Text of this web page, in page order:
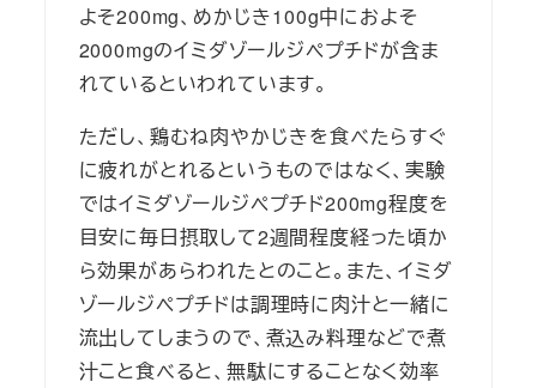
よそ200mg、めかじき100g中におよそ
2000mgのイミダゾールジペプチドが含ま
れているといわれています。
ただし、鶏むね肉やかじきを食べたらすぐ
に疲れがとれるというものではなく、実験
ではイミダゾールジペプチド200mg程度を
目安に毎日摂取して2週間程度経った頃か
ら効果があらわれたとのこと。また、イミダ
ゾールジペプチドは調理時に肉汁と一緒に
流出してしまうので、煮込み料理などで煮
汁こと食べると、無駄にすることなく効率